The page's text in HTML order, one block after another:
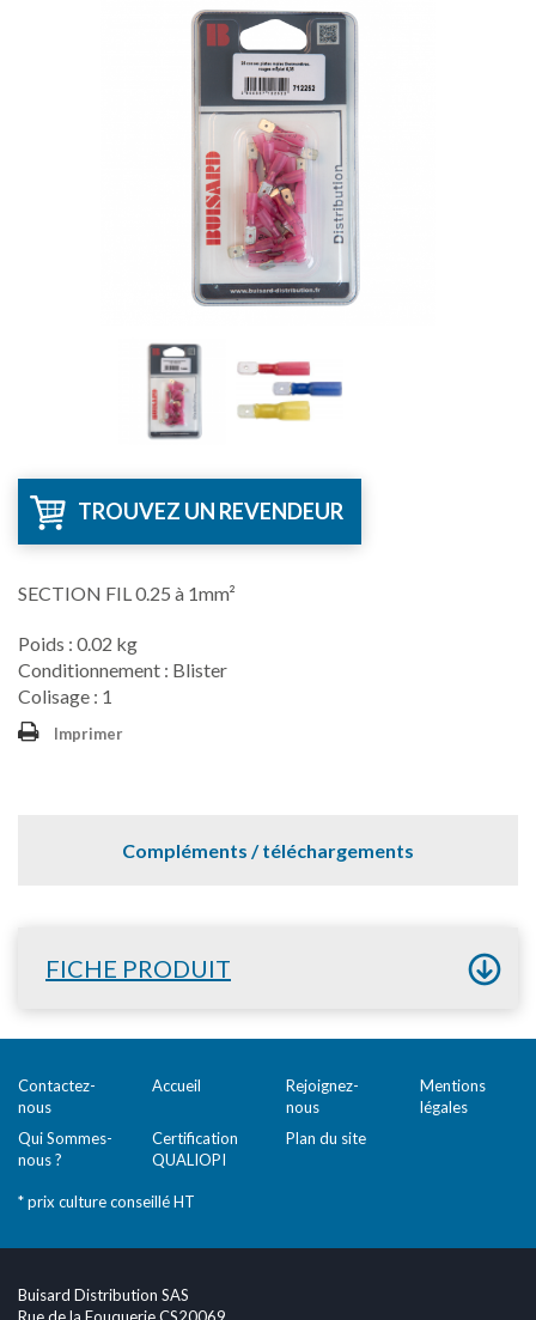
TROUVEZ UN REVENDEUR
SECTION FIL 0.25 à 1mm²
Poids : 0.02 kg
Conditionnement : Blister
Colisage : 1
Imprimer
Compléments / téléchargements
FICHE PRODUIT
Contactez-
nous
Accueil
Rejoignez-
nous
Mentions
légales
Qui Sommes-
nous ?
Certification
QUALIOPI
Plan du site
* prix culture conseillé HT
Buisard Distribution SAS